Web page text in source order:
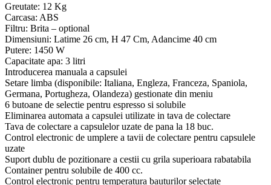
Greutate: 12 Kg
Carcasa: ABS
Filtru: Brita – optional
Dimensiuni: Latime 26 cm, H 47 Cm, Adancime 40 cm
Putere: 1450 W
Capacitate apa: 3 litri
Introducerea manuala a capsulei
Setare limba (disponibile: Italiana, Engleza, Franceza, Spaniola,
Germana, Portugheza, Olandeza) gestionate din meniu
6 butoane de selectie pentru espresso si solubile
Eliminarea automata a capsulei utilizate in tava de colectare
Tava de colectare a capsulelor uzate de pana la 18 buc.
Control electronic de umplere a tavii de colectare pentru capsulele
uzate
Suport dublu de pozitionare a cestii cu grila superioara rabatabila
Container pentru solubile de 400 cc.
Control electronic pentru temperatura bauturilor selectate